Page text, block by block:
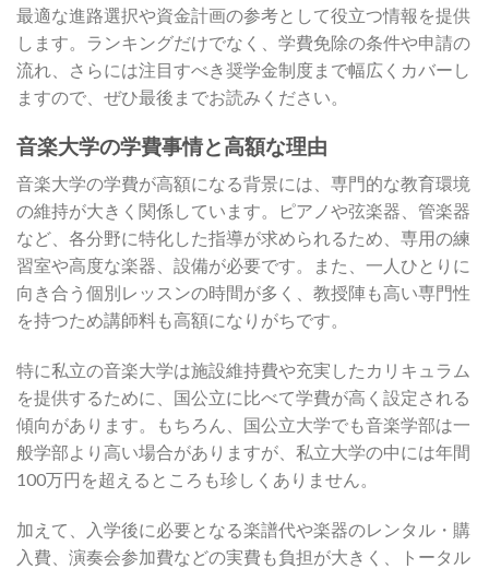
最適な進路選択や資金計画の参考として役立つ情報を提供
します。ランキングだけでなく、学費免除の条件や申請の
流れ、さらには注目すべき奨学金制度まで幅広くカバーし
ますので、ぜひ最後までお読みください。
音楽大学の学費事情と高額な理由
音楽大学の学費が高額になる背景には、専門的な教育環境
の維持が大きく関係しています。ピアノや弦楽器、管楽器
など、各分野に特化した指導が求められるため、専用の練
習室や高度な楽器、設備が必要です。また、一人ひとりに
向き合う個別レッスンの時間が多く、教授陣も高い専門性
を持つため講師料も高額になりがちです。
特に私立の音楽大学は施設維持費や充実したカリキュラム
を提供するために、国公立に比べて学費が高く設定される
傾向があります。もちろん、国公立大学でも音楽学部は一
般学部より高い場合がありますが、私立大学の中には年間
100万円を超えるところも珍しくありません。
加えて、入学後に必要となる楽譜代や楽器のレンタル・購
入費、演奏会参加費などの実費も負担が大きく、トータル